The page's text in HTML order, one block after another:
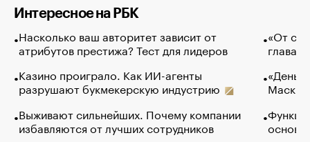
Интересное на РБК
Насколько ваш авторитет зависит от
атрибутов престижа? Тест для лидеров
Казино проиграло. Как ИИ-агенты
разрушают букмекерскую индустрию
Выживают сильнейших. Почему компании
избавляются от лучших сотрудников
«От
глава
Маск в
основ